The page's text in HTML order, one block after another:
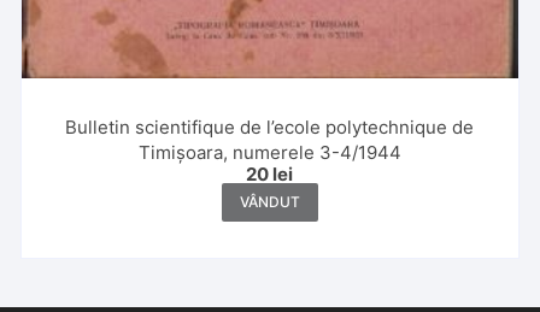
Bulletin scientifique de l’ecole polytechnique de
Timișoara, numerele 3-4/1944
20 lei
VÂNDUT